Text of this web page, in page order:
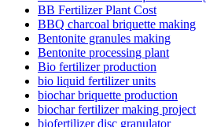
BB Fertilizer Plant Cost
BBQ charcoal briquette making
Bentonite granules making
Bentonite processing plant
Bio fertilizer production
bio liquid fertilizer units
biochar briquette production
biochar fertilizer making project
biofertilizer disc granulator